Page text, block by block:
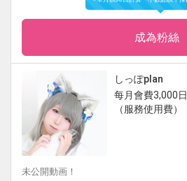
成為粉絲
しっぽplan
每月會費3,000
（服務使用費）
未公開動画！